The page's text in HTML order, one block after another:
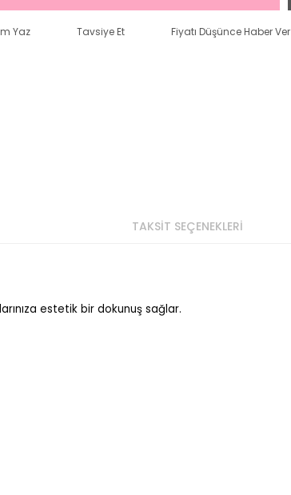
Yaz Tavsiye Et Fiyatı Düşünce Haber Ver
TAKSİT SEÇENEKLERİ
estetik bir dokunuş sağlar.